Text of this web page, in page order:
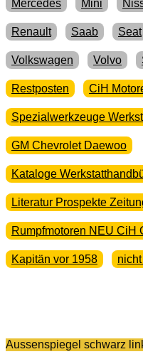
Mercedes Mini
Renault Saab Seat
Volkswagen Volvo
Restposten CiH
Spezialwerkzeuge
GM Chevrolet Daewoo
Kataloge
Literatur Prospekte
Rumpfmotoren NEU CiH
Kapitän vor 1958
Aussenspiegel schwarz